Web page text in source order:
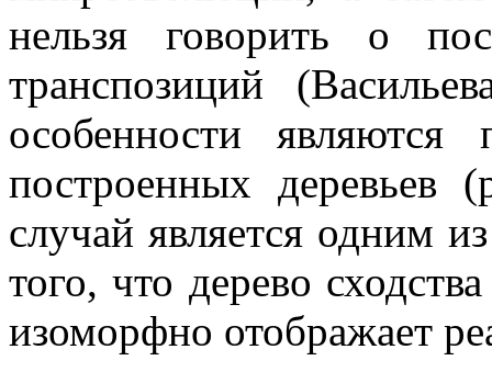
нельзя говорить о
транспозиций
особенности являются
построенных деревьев
случай является одним
того, что дерево
изоморфно отображает